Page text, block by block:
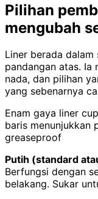
Pilihan
mengubah
Liner berada
pandangan atas. Ia
nada, dan pilihan
yang sebenarnya
Enam gaya liner
baris menunjukkan
greaseproof
Putih (standard
Berfungsi dengan
belakang. Sukar